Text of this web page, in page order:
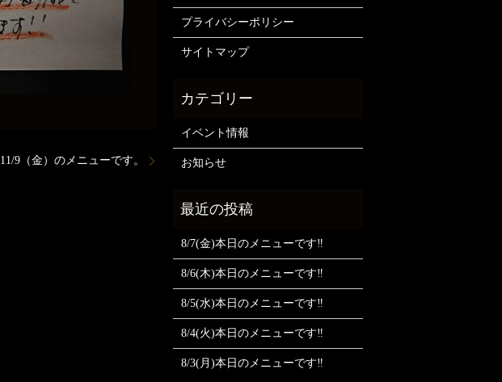
11/9（金）のメニューです。
プライバシーポリシー
サイトマップ
イベント情報
お知らせ
8/7(金)本日のメニューです‼️
8/6(木)本日のメニューです‼️
8/5(水)本日のメニューです‼️
8/4(火)本日のメニューです‼️
8/3(月)本日のメニューです‼️